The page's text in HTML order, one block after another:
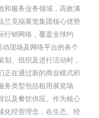
和服务业务领域，高效满
兰克福展览集团核心优势
行销网络，覆盖全球约
现场及网络平台的各个
、组织及进行活动时，
正在通过新的商业模式积
务类型包括租用展览场
以及餐饮供应。作为核心
化经营理念，在生态、经